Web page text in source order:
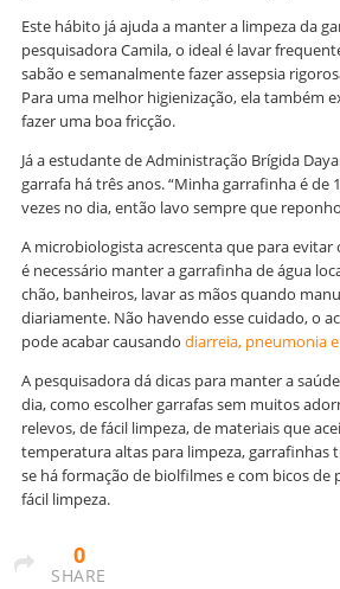
Este hábito já ajuda a manter a limpeza da
pesquisadora Camila, o ideal é lavar
sabão e semanalmente fazer assepsia
Para uma melhor higienização, ela também
fazer uma boa fricção.
Já a estudante de Administração Brígida
garrafa há três anos. “Minha garrafinha é de
vezes no dia, então lavo sempre que
A microbiologista acrescenta que para evitar
é necessário manter a garrafinha de água
chão, banheiros, lavar as mãos quando
diariamente. Não havendo esse cuidado, o
pode acabar causando diarreia, pneumonia
A pesquisadora dá dicas para manter a
dia, como escolher garrafas sem muitos
relevos, de fácil limpeza, de materiais que
temperatura altas para limpeza, garrafinhas
se há formação de biolfilmes e com bicos de
fácil limpeza.
0
SHARE